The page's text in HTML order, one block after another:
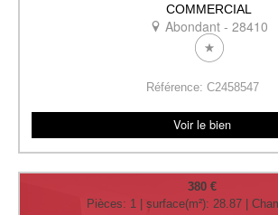
COMMERCIAL
Abondant - 28410
Référence: C2458547
Voir le bien
380 €
Pièces: 1 | surface(m²): 28.87 |